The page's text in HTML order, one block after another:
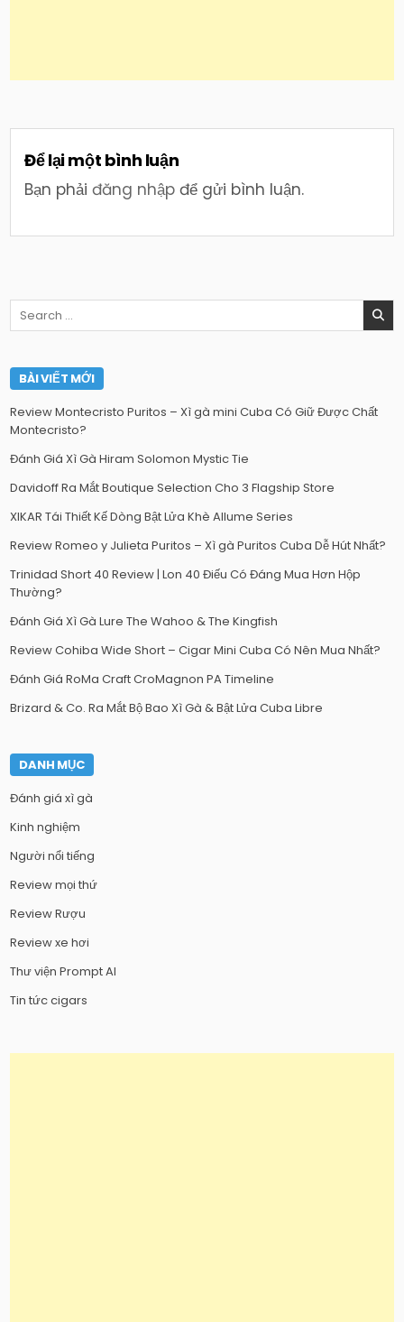
Để lại một bình luận
Bạn phảiđăng nhập để gửi bình luận.
Search
BÀI VIẾT MỚI
Review Montecristo Puritos – Xì gà mini Cuba Có Giữ Được Chất
Montecristo?
Đánh Giá Xì Gà Hiram Solomon Mystic Tie
Davidoff Ra Mắt Boutique Selection Cho 3 Flagship Store
XIKAR Tái Thiết Kế Dòng Bật Lửa Khè Allume Series
Review Romeo y Julieta Puritos – Xì gà Puritos Cuba Dễ Hút Nhất?
Trinidad Short 40 Review | Lon 40 Điếu Có Đáng Mua Hơn Hộp
Thường?
Đánh Giá Xì Gà Lure The Wahoo & The Kingfish
Review Cohiba Wide Short – Cigar Mini Cuba Có Nên Mua Nhất?
Đánh Giá RoMa Craft CroMagnon PA Timeline
Brizard & Co. Ra Mắt Bộ Bao Xì Gà & Bật Lửa Cuba Libre
DANH MỤC
Đánh giá xì gà
Kinh nghiệm
Người nổi tiếng
Review mọi thứ
Review Rượu
Review xe hơi
Thư viện Prompt AI
Tin tức cigars